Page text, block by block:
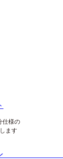
仕様の
ます
ィション